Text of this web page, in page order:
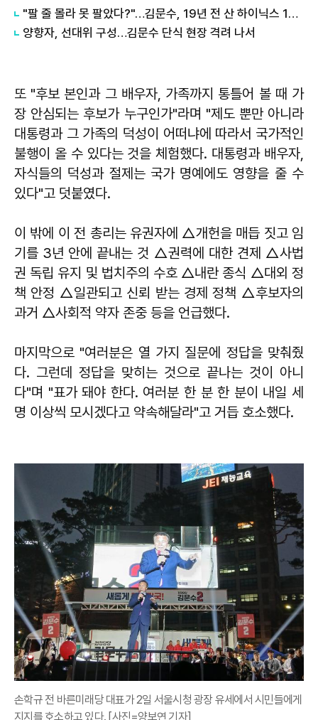
"팔 줄 몰라 못 팔았다?"…김문수, 19년 전 산 하이닉스 100배 수익설
양향자, 선대위 구성…김문수 단식 현장 격려 나서
또 "후보 본인과 그 배우자, 가족까지 통틀어 볼 때 가
장 안심되는 후보가 누구인가"라며 "제도 뿐만 아니라
대통령과 그 가족의 덕성이 어떠냐에 따라서 국가적인
불행이 올 수 있다는 것을 체험했다. 대통령과 배우자,
자식들의 덕성과 절제는 국가 명예에도 영향을 줄 수
있다"고 덧붙였다.
이 밖에 이 전 총리는 유권자에 △개헌을 매듭 짓고 임
기를 3년 안에 끝내는 것 △권력에 대한 견제 △사법
권 독립 유지 및 법치주의 수호 △내란 종식 △대외 정
책 안정 △일관되고 신뢰 받는 경제 정책 △후보자의
과거 △사회적 약자 존중 등을 언급했다.
마지막으로 "여러분은 열 가지 질문에 정답을 맞춰줬
다. 그런데 정답을 맞히는 것으로 끝나는 것이 아니
다"며 "표가 돼야 한다. 여러분 한 분 한 분이 내일 세
명 이상씩 모시겠다고 약속해달라"고 거듭 호소했다.
손학규 전 바른미래당 대표가 2일 서울시청 광장 유세에서 시민들에게
지지를 호소하고 있다. [사진=양보연 기자]